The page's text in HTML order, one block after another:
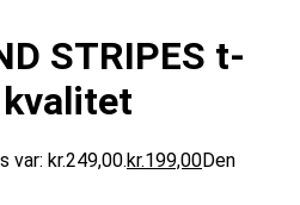
STRIPES t-
var: kr.249,00.kr.199,00Den